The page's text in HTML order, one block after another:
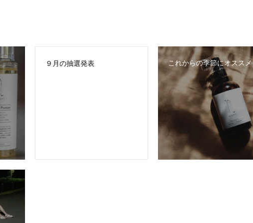
９月の抽選発表 これからの季節にオススメ